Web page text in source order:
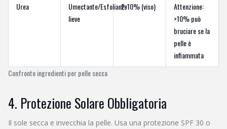
Confronto ingredienti per pelle secca
Urea
Umectante/Esfoliante
lieve
2-10% (viso)
Attenzione:
>10% può
bruciare se la
pelle è
infiammata
4. Protezione Solare Obbligatoria
Il sole secca e invecchia la pelle. Usa una protezione SPF 30 o